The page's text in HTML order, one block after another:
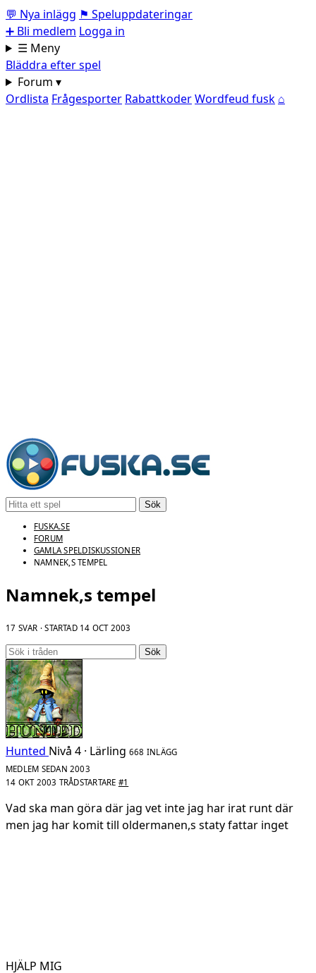
💬 Nya inlägg ⚑ Speluppdateringar
➕ Bli medlem Logga in
☰ Meny
Bläddra efter spel
Forum ▾
Ordlista Frågesporter RabattkoderWordfeud fusk ⌂
Sök
FUSKA.SE
FORUM
GAMLA SPELDISKUSSIONER
NAMNEK,S TEMPEL
Namnek,s tempel
17 SVAR · STARTAD 14 OCT 2003
Sök
Hunted Nivå 4 · Lärling 668 INLÄGG
MEDLEM SEDAN 2003
14 OKT 2003 TRÅDSTARTARE #1
Vad ska man göra där jag vet inte jag har irat runt där
men jag har komit till oldermanen,s staty fattar inget
HJÄLP MIG